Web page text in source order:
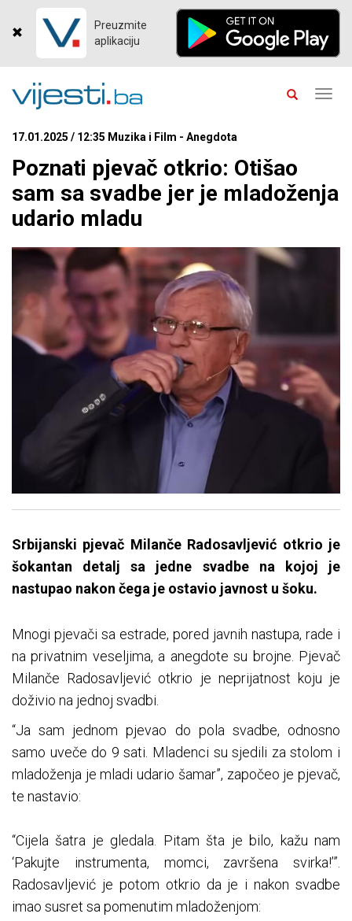
Preuzmite
aplikaciju
17.01.2025 / 12:35 Muzika i Film - Anegdota
Poznati pjevač otkrio: Otišao
sam sa svadbe jer je mladoženja
udario mladu
Srbijanski pjevač Milanče Radosavljević otkrio je
šokantan detalj sa jedne svadbe na kojoj je
nastupao nakon čega je ostavio javnost u šoku.
Mnogi pjevači sa estrade, pored javnih nastupa, rade i
na privatnim veseljima, a anegdote su brojne. Pjevač
Milanče Radosavljević otkrio je neprijatnost koju je
doživio na jednoj svadbi.
“Ja sam jednom pjevao do pola svadbe, odnosno
samo uveče do 9 sati. Mladenci su sjedili za stolom i
mladoženja je mladi udario šamar”, započeo je pjevač,
te nastavio:
“Cijela šatra je gledala. Pitam šta je bilo, kažu nam
‘Pakujte instrumenta, momci, završena svirka!’”.
Radosavljević je potom otkrio da je i nakon svadbe
imao susret sa pomenutim mladoženjom: